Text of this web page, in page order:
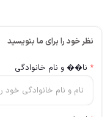
نظر خود را برای ما بنویسید
* نا�� و نام خانوادگی